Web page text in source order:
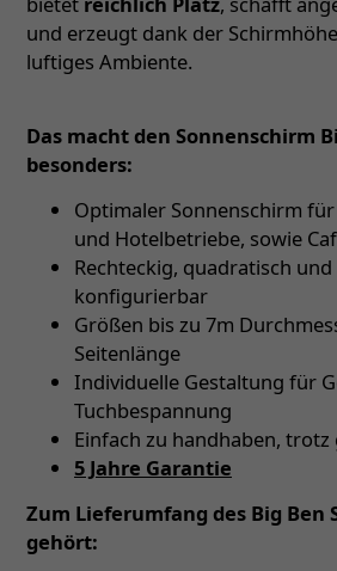
und erzeugt dank der
luftiges Ambiente.
Das macht den Sonnenschirm
besonders:
Optimaler Sonnenschirm
und Hotelbetriebe, sowie
Rechteckig, quadratisch
konfigurierbar
Größen bis zu 7m
Seitenlänge
Individuelle Gestaltung für
Tuchbespannung
Einfach zu handhaben,
5 Jahre Garantie
Zum Lieferumfang des Big Ben
gehört: